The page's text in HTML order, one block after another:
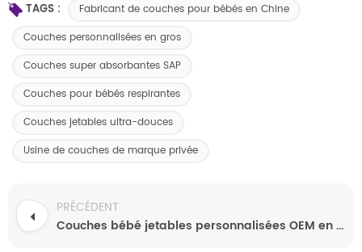
TAGS :
Fabricant de couches pour bébés en Chine
Couches personnalisées en gros
Couches super absorbantes SAP
Couches pour bébés respirantes
Couches jetables ultra-douces
Usine de couches de marque privée
PRÉCÉDENT
Couches bébé jetables personnalisées OEM en gros, de haute qualité, avec options d'emballage personnalisées.